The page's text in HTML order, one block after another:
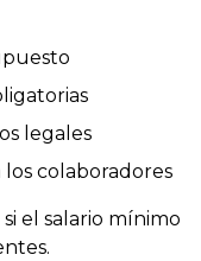
legales
colaboradores
el salario mínimo